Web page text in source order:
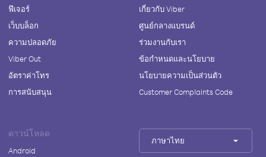
ฟีเจอร์
เว็บบล็อก
ความปลอดภัย
Viber Out
อัตราค่าโทร
การสนับสนุน
เกี่ยวกับ Viber
ศูนย์กลางแบรนด์
ร่วมงานกับเรา
ข้อกำหนดและนโยบาย
นโยบายความเป็นส่วนตัว
Customer Complaints Code
ดาวน์โหลด
Android
ภาษาไทย